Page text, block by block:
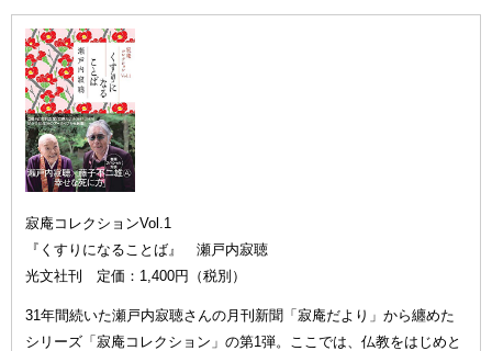
寂庵コレクションVol.1
『くすりになることば』 瀬戸内寂聴
光文社刊 定価：1,400円（税別）
31年間続いた瀬戸内寂聴さんの月刊新聞「寂庵だより」から纏めた
シリーズ「寂庵コレクション」の第1弾。ここでは、仏教をはじめと